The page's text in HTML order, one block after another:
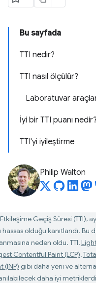
Bu sayfada
TTI nedir?
TTI nasıl ölçülür?
Laboratuvar
İyi bir TTI puanı nedir?
TTI'yi iyileştirme
Philip Walton
Etkileşime Geçiş Süresi (TTI),
hassas olduğu kanıtlandı.
neden oldu. TTI,
Contentful Paint (LCP),
(INP) gibi daha yeni ve
daha iyi